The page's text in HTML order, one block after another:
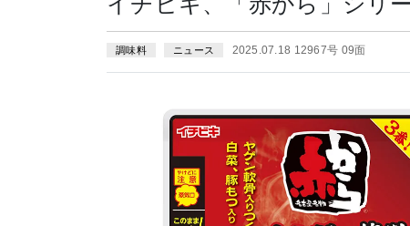
調味料 ニュース 2025.07.18 12967号 09面